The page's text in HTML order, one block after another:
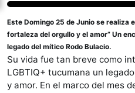
Este Domingo 25 de Junio se realiza
fortaleza del orgullo y el amor” Un
legado del mítico Rodo Bulacio.
Su vida fue tan breve como
LGBTIQ+ tucumana un
y amor. En el marco del mes